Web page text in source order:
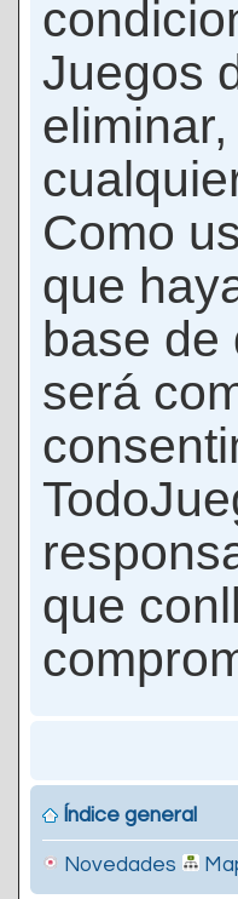
Juegos
Como
que
base de
será
que
Índice general
Novedades